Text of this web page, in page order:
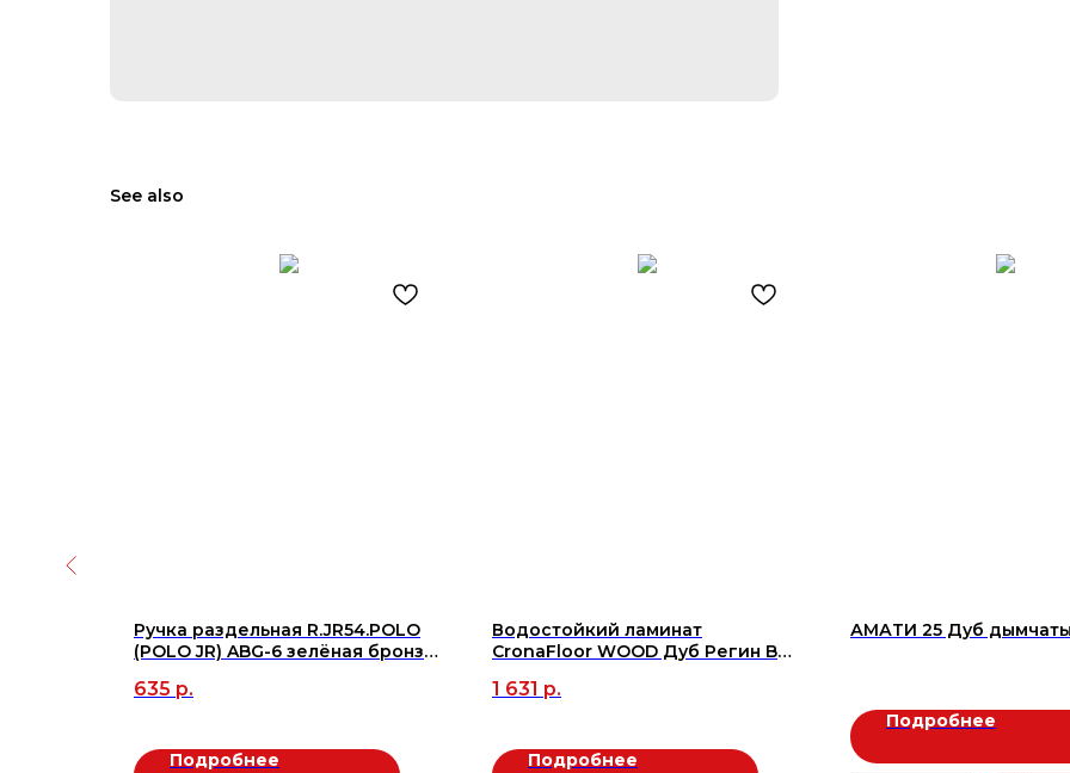
See also
Ручка раздельная R.JR54.POLO
(POLO JR) ABG-6 зелёная бронза
635 р.
Подробнее
Водостойкий ламинат
CronaFloor WOOD Дуб Регин BD-
м2
1 631 р.
Подробнее
АМАТИ 25 Дуб
Подробнее